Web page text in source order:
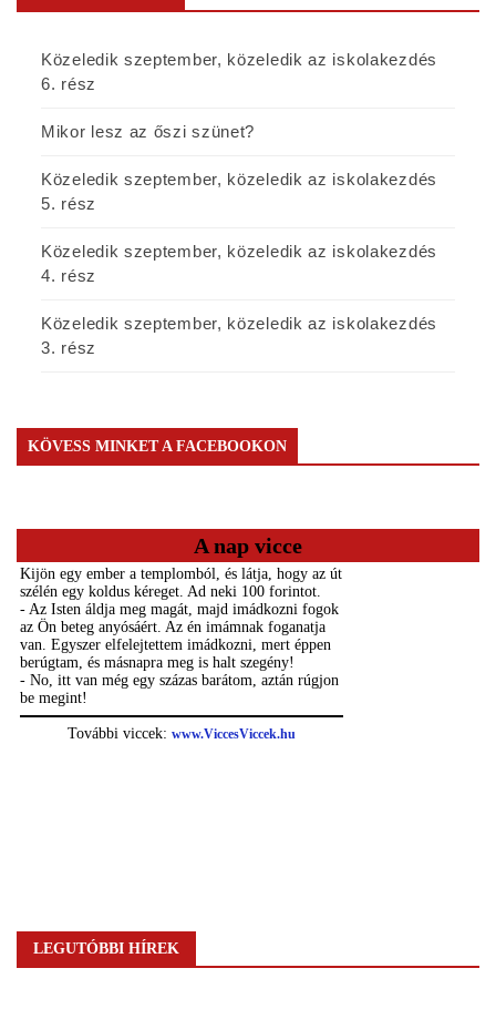
Közeledik szeptember, közeledik az iskolakezdés
6. rész
Mikor lesz az őszi szünet?
Közeledik szeptember, közeledik az iskolakezdés
5. rész
Közeledik szeptember, közeledik az iskolakezdés
4. rész
Közeledik szeptember, közeledik az iskolakezdés
3. rész
KÖVESS MINKET A FACEBOOKON
A nap vicce
LEGUTÓBBI HÍREK